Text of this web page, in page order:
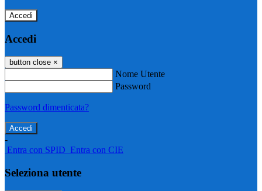
Accedi
Accedi
button close ×
Nome Utente
Password
Password dimenticata?
-
Entra con SPID Entra con CIE
Seleziona utente